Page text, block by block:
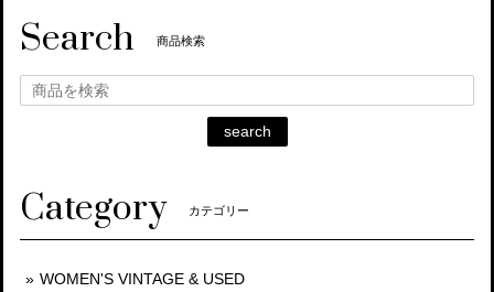
Search 商品検索
search
Category カテゴリー
WOMEN'S VINTAGE & USED